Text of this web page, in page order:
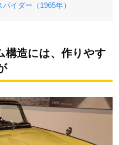
イダー（1965年）
構造には、作りやす